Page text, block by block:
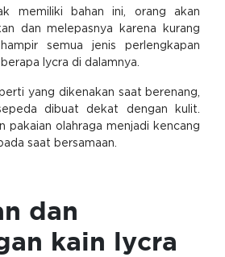
memiliki bahan ini, orang akan
dan melepasnya karena kurang
semua jenis perlengkapan
lycra di dalamnya.
yang dikenakan saat berenang,
dibuat dekat dengan kulit.
pakaian olahraga menjadi kencang
saat bersamaan.
dan
kain lycra